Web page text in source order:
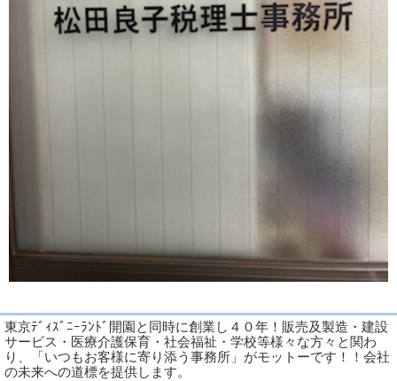
東京ﾃﾞｨｽﾞﾆｰﾗﾝﾄﾞ開園と同時に創業し４０年！販売及製造・建設
サービス・医療介護保育・社会福祉・学校等様々な方々と関わ
り、「いつもお客様に寄り添う事務所」がモットーです！！会社
の未来への道標を提供します。